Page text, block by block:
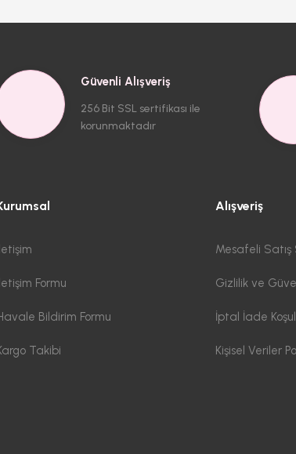
Güvenli Alışveriş
256 Bit SSL sertifikası ile
korunmaktadır
Formu
Bildirim Formu
Takibi
Alışveriş
Mesafeli Satış
Gizlilik ve
İptal İade
Kişisel Veriler